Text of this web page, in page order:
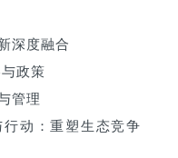
深度融合
政策
管理
动：重塑生态竞争